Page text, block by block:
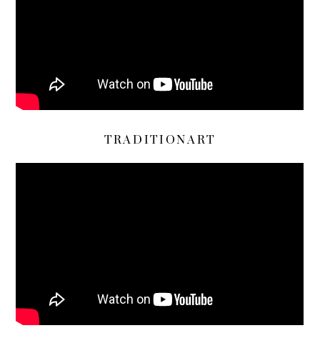
TRADITIONART